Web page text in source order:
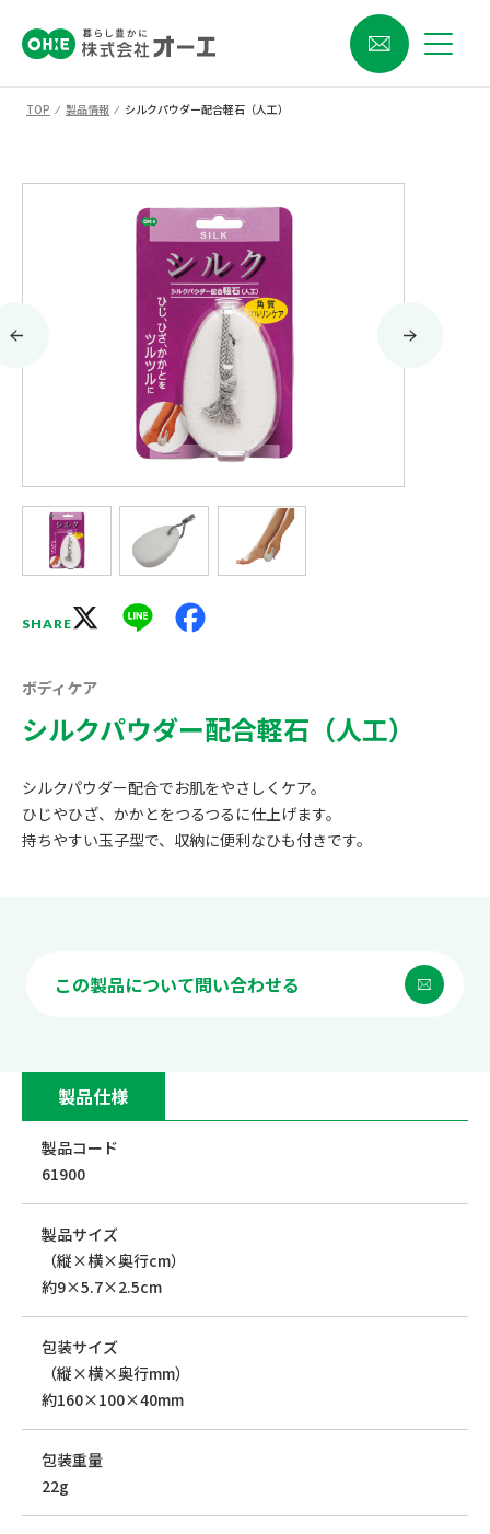
TOP ⁄ 製品情報 ⁄ シルクパウダー配合軽石（人工）
SHARE Line
ボディケア
シルクパウダー配合軽石（人工）
シルクパウダー配合でお肌をやさしくケア。
ひじやひざ、かかとをつるつるに仕上げます。
持ちやすい玉子型で、収納に便利なひも付きです。
製品仕様
製品コード
61900
製品サイズ
（縦×横×奥行cm）
約9×5.7×2.5cm
包装サイズ
（縦×横×奥行mm）
約160×100×40mm
包装重量
22g
この製品について問い合わせる